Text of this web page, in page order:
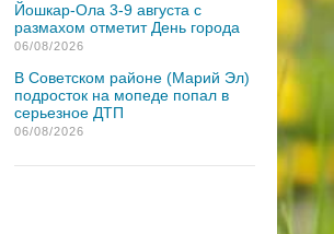
Йошкар-Ола 3-9 августа с
размахом отметит День города
06/08/2026
В Советском районе (Марий Эл)
подросток на мопеде попал в
серьезное ДТП
06/08/2026